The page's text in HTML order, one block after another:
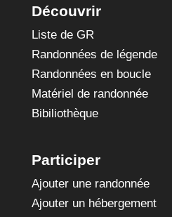
Découvrir
Liste de GR
Randonnées de légende
Randonnées en boucle
Matériel de randonnée
Bibiliothèque
Participer
Ajouter une randonnée
Ajouter un hébergement